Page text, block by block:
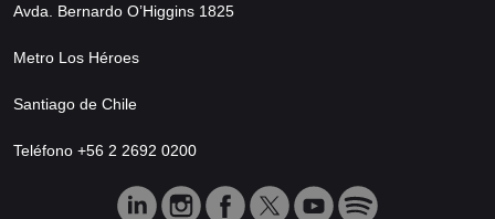
Avda. Bernardo O’Higgins 1825
Metro Los Héroes
Santiago de Chile
Teléfono +56 2 2692 0200